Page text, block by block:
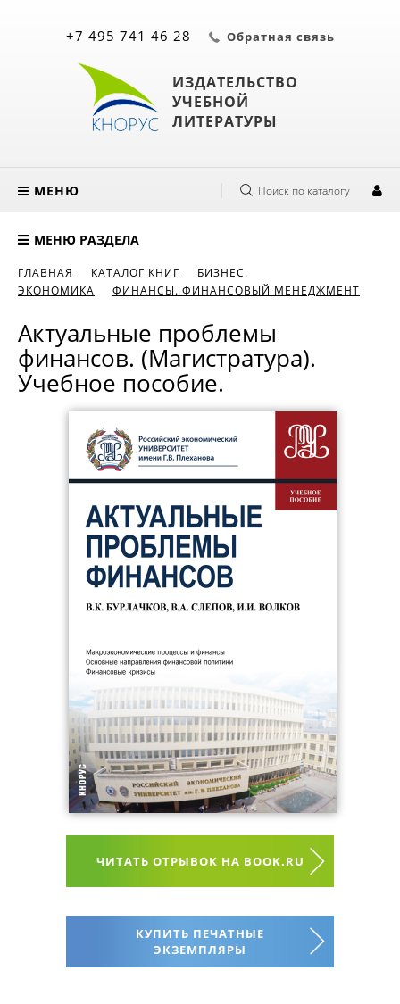
ИЗДАТЕЛЬСТВО
УЧЕБНОЙ
ЛИТЕРАТУРЫ
+7 495 741 46 28 Обратная связь
МЕНЮ Поиск по каталогу
МЕНЮ РАЗДЕЛА
ГЛАВНАЯ КАТАЛОГ КНИГ
БИЗНЕС.
ЭКОНОМИКА
ФИНАНСЫ. ФИНАНСОВЫЙ МЕНЕДЖМЕНТ
Актуальные проблемы
финансов. (Магистратура).
Учебное пособие.
ЧИТАТЬ ОТРЫВОК НА BOOK.RU
КУПИТЬ ПЕЧАТНЫЕ
ЭКЗЕМПЛЯРЫ